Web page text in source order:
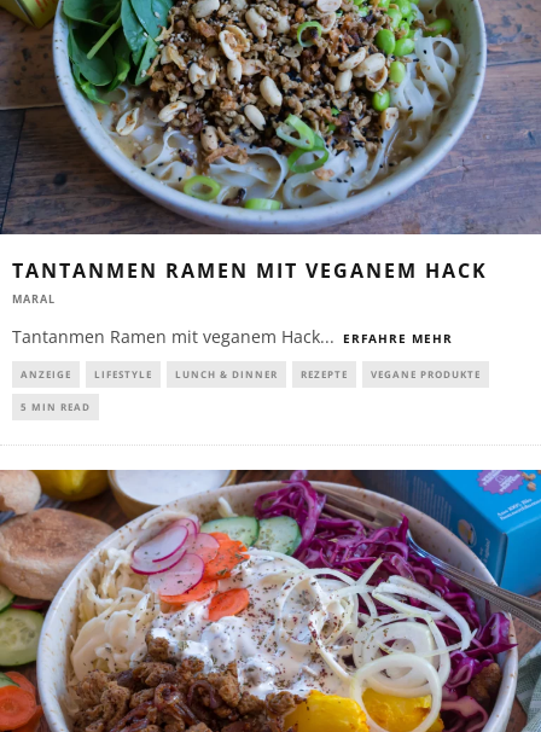
TANTANMEN RAMEN MIT VEGANEM HACK
MARAL
Tantanmen Ramen mit veganem Hack... ERFAHRE MEHR
ANZEIGE LIFESTYLE LUNCH & DINNER REZEPTE VEGANE PRODUKTE
5 MIN READ